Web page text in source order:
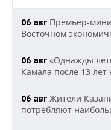
06 авг Премьер-
Восточном
06 авг «Однажды
Камала после 13 лет
06 авг Жители
потребляют